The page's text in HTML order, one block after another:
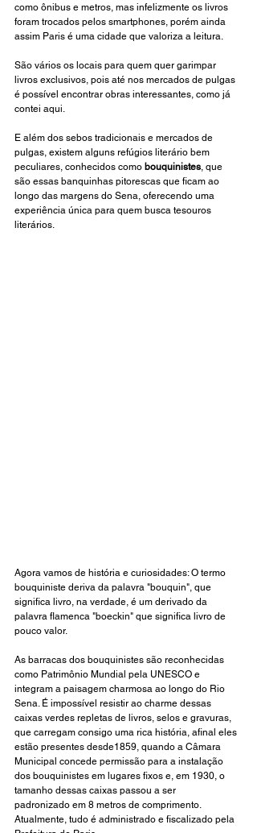
como ônibus e metros, mas infelizmente os livros
foram trocados pelos smartphones, porém ainda
assim Paris é uma cidade que valoriza a leitura.
São vários os locais para quem quer garimpar
livros exclusivos, pois até nos mercados de pulgas
é possível encontrar obras interessantes, como já
contei aqui.
E além dos sebos tradicionais e mercados de
pulgas, existem alguns refúgios literário bem
peculiares, conhecidos como bouquinistes , que
são essas banquinhas pitorescas que ficam ao
longo das margens do Sena, oferecendo uma
experiência única para quem busca tesouros
literários.
Agora vamos de história e curiosidades: O termo
bouquiniste deriva da palavra "bouquin", que
significa livro, na verdade, é um derivado da
palavra flamenca "boeckin" que significa livro de
pouco valor.
As barracas dos bouquinistes são reconhecidas
como Patrimônio Mundial pela UNESCO e
integram a paisagem charmosa ao longo do Rio
Sena. É impossível resistir ao charme dessas
caixas verdes repletas de livros, selos e gravuras,
que carregam consigo uma rica história, afinal eles
estão presentes desde1859, quando a Câmara
Municipal concede permissão para a instalação
dos bouquinistes em lugares fixos e, em 1930, o
tamanho dessas caixas passou a ser
padronizado em 8 metros de comprimento.
Atualmente, tudo é administrado e fiscalizado pela